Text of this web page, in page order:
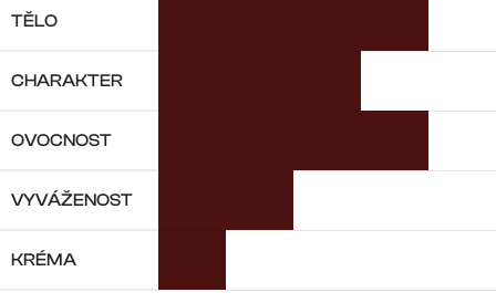
TĚLO
CHARAKTER
OVOCNOST
VYVÁŽENOST
KRÉMA